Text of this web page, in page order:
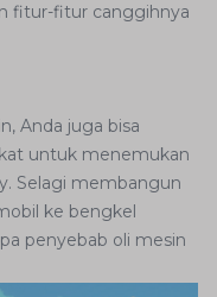
fitur-fitur canggihnya
Anda juga bisa
untuk menemukan
Selagi membangun
ke bengkel
penyebab oli mesin